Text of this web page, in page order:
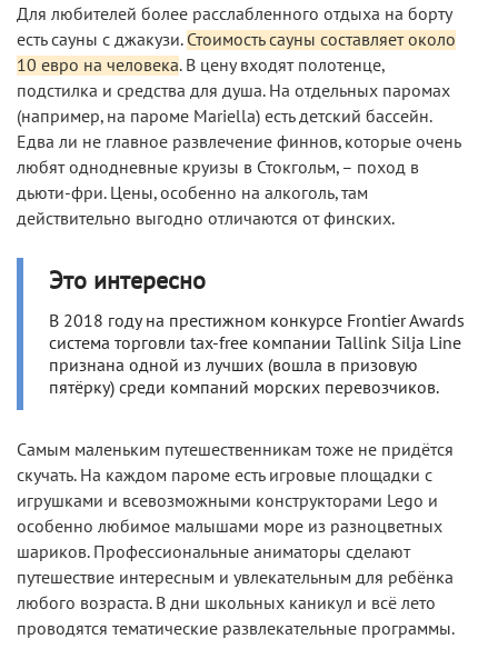
Для любителей более расслабленного отдыха на борту
есть сауны с джакузи. Стоимость сауны составляет около
10 евро на человека. В цену входят полотенце,
подстилка и средства для душа. На отдельных паромах
(например, на пароме Mariella) есть детский бассейн.
Едва ли не главное развлечение финнов, которые очень
любят однодневные круизы в Стокгольм, – поход в
дьюти-фри. Цены, особенно на алкоголь, там
действительно выгодно отличаются от финских.
Это интересно
В 2018 году на престижном конкурсе Frontier Awards
система торговли tax-free компании Tallink Silja Line
признана одной из лучших (вошла в призовую
пятёрку) среди компаний морских перевозчиков.
Самым маленьким путешественникам тоже не придётся
скучать. На каждом пароме есть игровые площадки с
игрушками и всевозможными конструкторами Lego и
особенно любимое малышами море из разноцветных
шариков. Профессиональные аниматоры сделают
путешествие интересным и увлекательным для ребёнка
любого возраста. В дни школьных каникул и всё лето
проводятся тематические развлекательные программы.